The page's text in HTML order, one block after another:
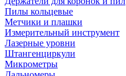
Пилы кольцевые
Метчики и плашки
Измерительный инструмент
Лазерные уровни
Штангенциркули
Микрометры